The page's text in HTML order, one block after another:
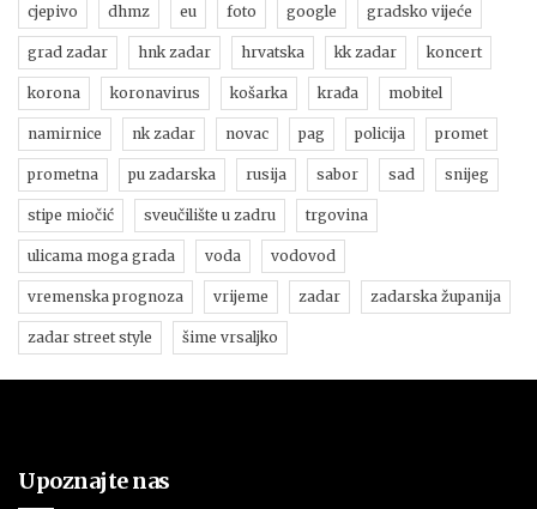
cjepivo dhmz eu foto google gradsko vijeće
grad zadar hnk zadar hrvatska kk zadar koncert
korona koronavirus košarka krađa mobitel
namirnice nk zadar novac pag policija promet
prometna pu zadarska rusija sabor sad snijeg
stipe miočić sveučilište u zadru trgovina
ulicama moga grada voda vodovod
vremenska prognoza vrijeme zadar zadarska županija
zadar street style šime vrsaljko
Upoznajte nas